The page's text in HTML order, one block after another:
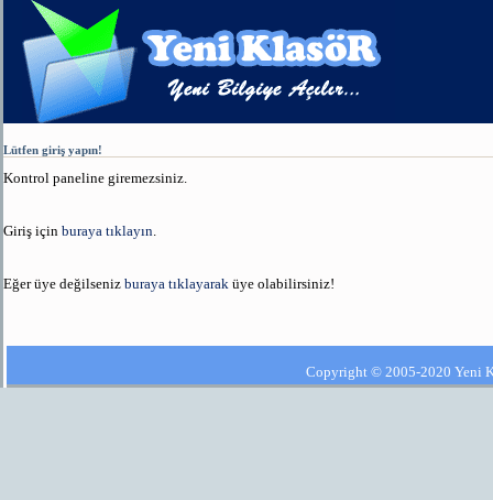
Lütfen giriş yapın!
Kontrol paneline giremezsiniz.
Giriş için buraya tıklayın
Eğer üye değilseniz buraya tıklayarak üye olabilirsiniz!
Copyright © 2005-2020 Yeni